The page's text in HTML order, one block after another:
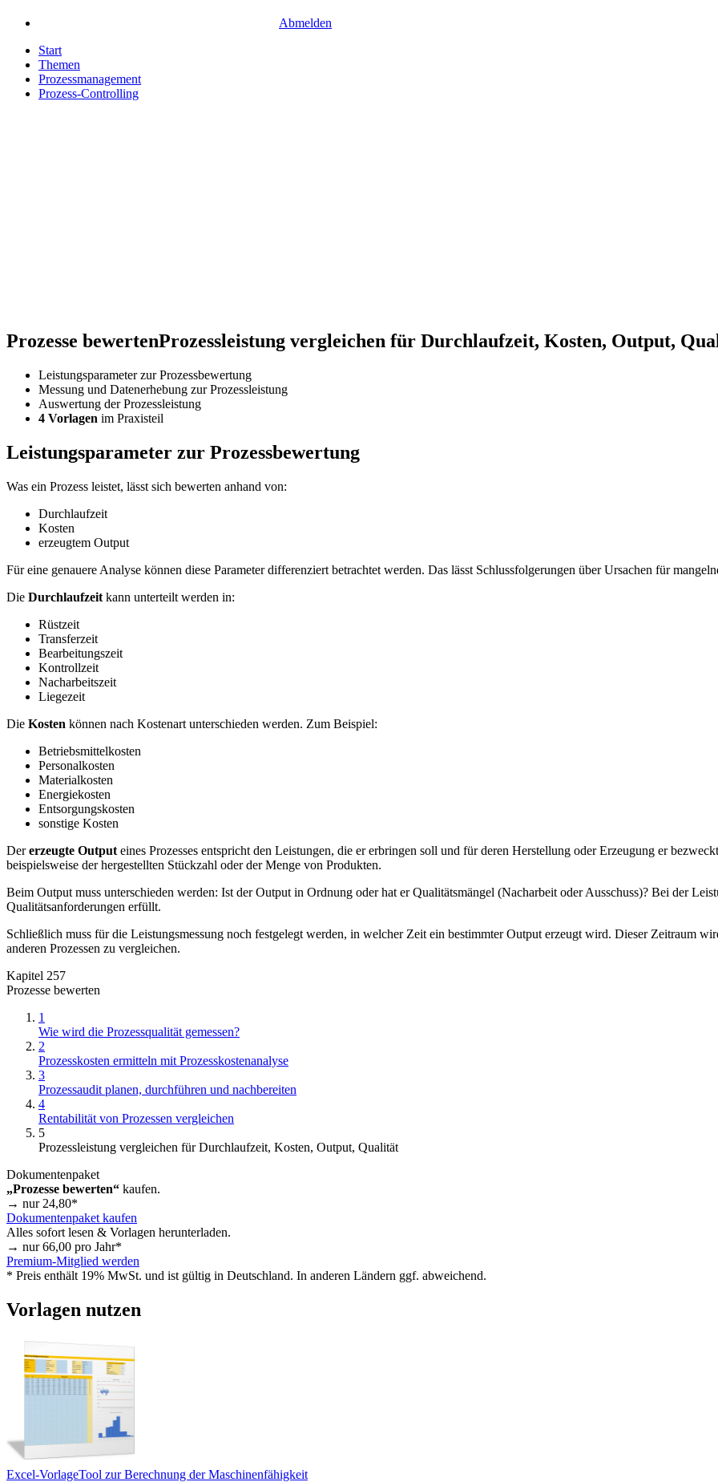
Abmelden
Start
Themen
Prozessmanagement
Prozess-Controlling
Prozesse bewertenProzessleistung vergleichen für Durchlaufzeit, Kosten, Output,
Leistungsparameter zur Prozessbewertung
Messung und Datenerhebung zur Prozessleistung
Auswertung der Prozessleistung
4 Vorlagen im Praxisteil
Leistungsparameter zur Prozessbewertung
Was ein Prozess leistet, lässt sich bewerten anhand von:
Durchlaufzeit
Kosten
erzeugtem Output
Für eine genauere Analyse können diese Parameter differenziert betrachtet werden. Das lässt Schlussfolgerungen über Ursachen für
Die Durchlaufzeit kann unterteilt werden in:
Rüstzeit
Transferzeit
Bearbeitungszeit
Kontrollzeit
Nacharbeitszeit
Liegezeit
Die Kosten können nach Kostenart unterschieden werden. Zum Beispiel:
Betriebsmittelkosten
Personalkosten
Materialkosten
Energiekosten
Entsorgungskosten
sonstige Kosten
Dererzeugte Output eines Prozesses entspricht den Leistungen, die er erbringen soll und für deren Herstellung oder Erzeugung er
beispielsweise der hergestellten Stückzahl oder der Menge von Produkten.
Beim Output muss unterschieden werden: Ist der Output in Ordnung oder hat er Qualitätsmängel (Nacharbeit oder Ausschuss)? Bei der
Qualitätsanforderungen erfüllt.
Schließlich muss für die Leistungsmessung noch festgelegt werden, in welcher Zeit ein bestimmter Output erzeugt wird. Dieser Zeitraum
anderen Prozessen zu vergleichen.
Kapitel 257
Prozesse bewerten
1
Wie wird die Prozessqualität gemessen?
2
Prozesskosten ermitteln mit Prozesskostenanalyse
3
Prozessaudit planen, durchführen und nachbereiten
4
Rentabilität von Prozessen vergleichen
5
Prozessleistung vergleichen für Durchlaufzeit, Kosten, Output, Qualität
Dokumentenpaket
„Prozesse bewerten“ kaufen.
→ nur 24,80*
Dokumentenpaket kaufen
Alles sofort lesen & Vorlagen herunterladen.
→ nur66,00 pro Jahr*
Premium-Mitglied werden
* Preis enthält 19% MwSt. und ist gültig in Deutschland. In anderen Ländern ggf. abweichend.
Vorlagen nutzen
Excel-VorlageTool zur Berechnung der Maschinenfähigkeit